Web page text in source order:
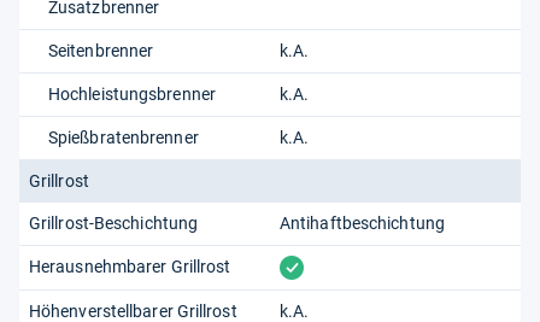
Zusatzbrenner
Seitenbrenner k.A.
Hochleistungsbrenner k.A.
Spießbratenbrenner k.A.
Grillrost
Grillrost-Beschichtung Antihaftbeschichtung
Herausnehmbarer Grillrost vorhanden
Höhenverstellbarer Grillrost k.A.